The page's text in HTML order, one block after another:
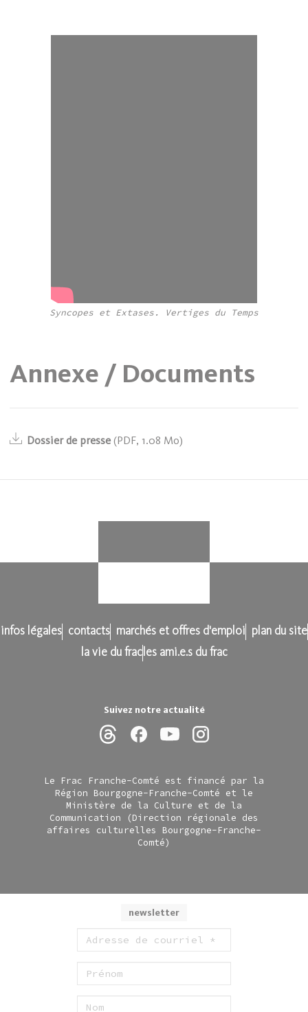
Suivez notre actualité
newsletter
Syncopes et Extases. Vertiges du Temps
Annexe / Documents
Dossier de presse (PDF, 1.08 Mo)
infos légales contacts marchés et offres d'emploi
plan du site
la vie du frac les ami.e.s du frac
Le Frac Franche-Comté est financé par la
Région Bourgogne-Franche-Comté et le
Ministère de la Culture et de la
Communication (Direction régionale des
affaires culturelles Bourgogne-Franche-
Comté)